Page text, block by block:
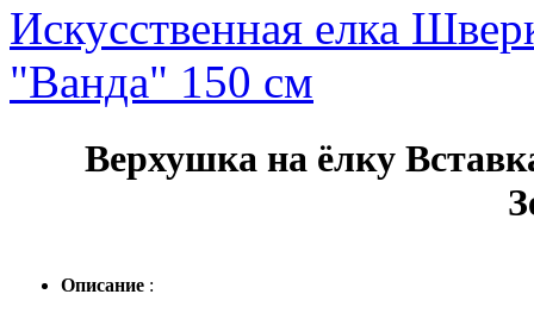
Искусственная елка
"Ванда" 150 см
Верхушка на ёлку
Описание :